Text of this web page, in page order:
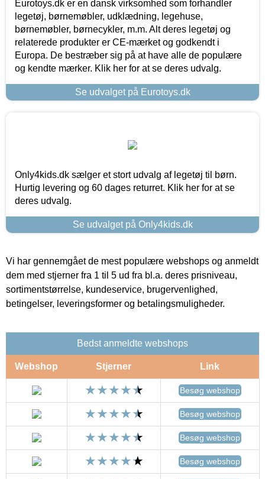
Eurotoys.dk er en dansk virksomhed som forhandler
legetøj, børnemøbler, udklædning, legehuse,
børnemøbler, børnecykler, m.m. Alt deres legetøj og
relaterede produkter er CE-mærket og godkendt i
Europa. De bestræber sig på at have alle de populære
og kendte mærker. Klik her for at se deres udvalg.
Se udvalget på Eurotoys.dk
Only4kids.dk sælger et stort udvalg af legetøj til børn.
Hurtig levering og 60 dages returret. Klik her for at se
deres udvalg.
Se udvalget på Only4kids.dk
Vi har gennemgået de mest populære webshops og anmeldt
dem med stjerner fra 1 til 5 ud fra bl.a. deres prisniveau,
sortimentstørrelse, kundeservice, brugervenlighed,
betingelser, leveringsformer og betalingsmuligheder.
Bedst anmeldte webshops
Webshop Stjerner Link
Besøg webshop
Besøg webshop
Besøg webshop
Besøg webshop